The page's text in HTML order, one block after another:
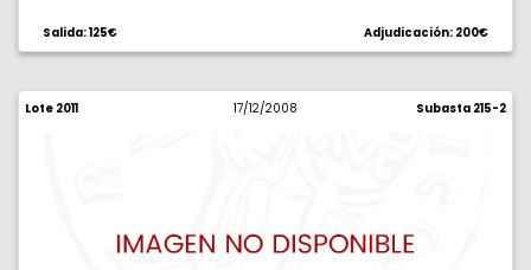
Salida: 125€ Adjudicación: 200€
Lote 2011 17/12/2008 Subasta 215-2